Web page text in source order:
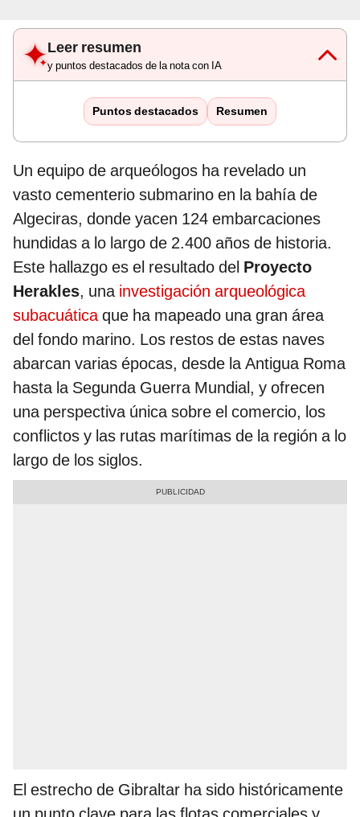
Leer resumen
y puntos destacados de la nota con IA
Puntos destacados Resumen
Un equipo de arqueólogos ha revelado un
vasto cementerio submarino en la bahía de
Algeciras, donde yacen 124 embarcaciones
hundidas a lo largo de 2.400 años de historia.
Este hallazgo es el resultado del Proyecto
Herakles, una investigación arqueológica
subacuáticaque ha mapeado una gran área
del fondo marino. Los restos de estas naves
abarcan varias épocas, desde la Antigua Roma
hasta la Segunda Guerra Mundial, y ofrecen
una perspectiva única sobre el comercio, los
conflictos y las rutas marítimas de la región a lo
largo de los siglos.
El estrecho de Gibraltar ha sido históricamente